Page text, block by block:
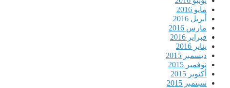
مايو 2016
أبريل 2016
مارس 2016
فبراير 2016
يناير 2016
ديسمبر 2015
نوفمبر 2015
أكتوبر 2015
سبتمبر 2015